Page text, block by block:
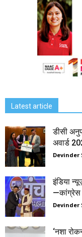
Latest article
डीसी
अवार्ड
Devinder
इंडिया
—कांग्रेस
Devinder
‘नशा